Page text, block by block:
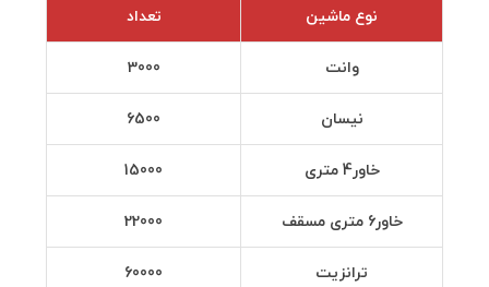
نوع ماشین
تعداد
وانت
3000
نیسان
6500
خاور4 متری
15000
خاور6 متری مسقف
22000
ترانزیت
60000